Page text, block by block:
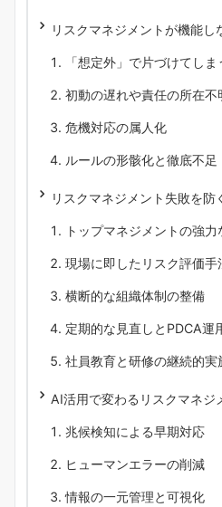
リスクマネジメントが機能し
「想定外」で片づけてしま
初動の遅れや責任の所在不
危機対応の属人化
ルールの形骸化と徹底不足
リスクマネジメント失敗を防
トップマネジメントの強力
現場に即したリスク評価手
横断的な組織体制の整備
定期的な見直しとPDCA運
社員教育と研修の継続的実
AI活用で変わるリスクマネジ
兆候検知による早期対応
ヒューマンエラーの削減
情報の一元管理と可視化